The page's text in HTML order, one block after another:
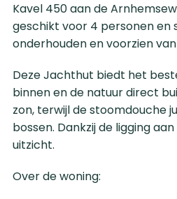
Kavel 450 aan de
geschikt voor 4 personen en
onderhouden en voorzien
Deze Jachthut biedt het
binnen en de natuur direct
zon, terwijl de stoomdouche
bossen. Dankzij de ligging
uitzicht.
Over de woning: